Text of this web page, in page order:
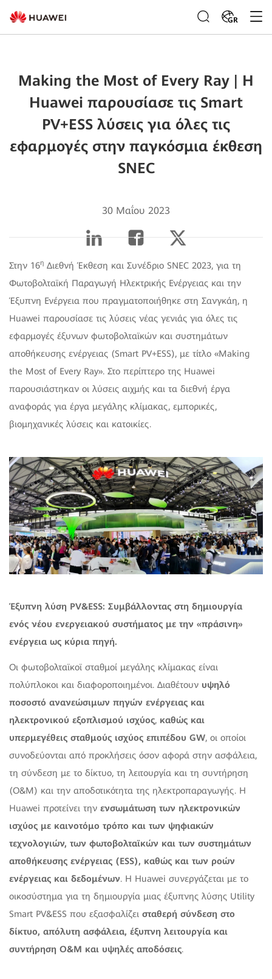
GR
Making the Most of Every Ray | Η
Huawei παρουσίασε τις Smart
PV+ESS λύσεις για όλες τις
εφαρμογές στην παγκόσμια έκθεση
SNEC
30 Μαΐου 2023
Στην 16η Διεθνή Έκθεση και Συνέδριο SNEC 2023, για τη
Φωτοβολταϊκή Παραγωγή Ηλεκτρικής Ενέργειας και την
Έξυπνη Ενέργεια που πραγματοποιήθηκε στη Σανγκάη, η
Huawei παρουσίασε τις λύσεις νέας γενιάς για όλες τις
εφαρμογές έξυνων φωτοβολταϊκών και συστημάτων
αποθήκευσης ενέργειας (Smart PV+ESS), με τίτλο «Making
the Most of Every Ray». Στο περίπτερο της Huawei
παρουσιάστηκαν οι λύσεις αιχμής και τα διεθνή έργα
αναφοράς για έργα μεγάλης κλίμακας, εμπορικές,
βιομηχανικές λύσεις και κατοικίες.
Έξυπνη λύση PV&ESS: Συμβάλλοντας στη δημιουργία
ενός νέου ενεργειακού συστήματος με την «πράσινη»
ενέργεια ως κύρια πηγή.
Οι φωτοβολταϊκοϊ σταθμοί μεγάλης κλίμακας είναι
πολύπλοκοι και διαφοροποιημένοι. Διαθέτουν υψηλό
ποσοστό ανανεώσιμων πηγών ενέργειας και
ηλεκτρονικού εξοπλισμού ισχύος, καθώς και
υπερμεγέθεις σταθμούς ισχύος επιπέδου GW, οι οποίοι
συνοδεύονται από προκλήσεις όσον αφορά στην ασφάλεια,
τη σύνδεση με το δίκτυο, τη λειτουργία και τη συντήρηση
(O&M) και την αποδοτικότητα της ηλεκτροπαραγωγής. Η
Huawei προτείνει την ενσωμάτωση των ηλεκτρονικών
ισχύος με καινοτόμο τρόπο και των ψηφιακών
τεχνολογιών, των φωτοβολταϊκών και των συστημάτων
αποθήκευσης ενέργειας (ESS), καθώς και των ροών
ενέργειας και δεδομένων. Η Huawei συνεργάζεται με το
οικοσύστημα για τη δημιουργία μιας έξυπνης λύσης Utility
Smart PV&ESS που εξασφαλίζει σταθερή σύνδεση στο
δίκτυο, απόλυτη ασφάλεια, έξυπνη λειτουργία και
συντήρηση O&M και υψηλές αποδόσεις.